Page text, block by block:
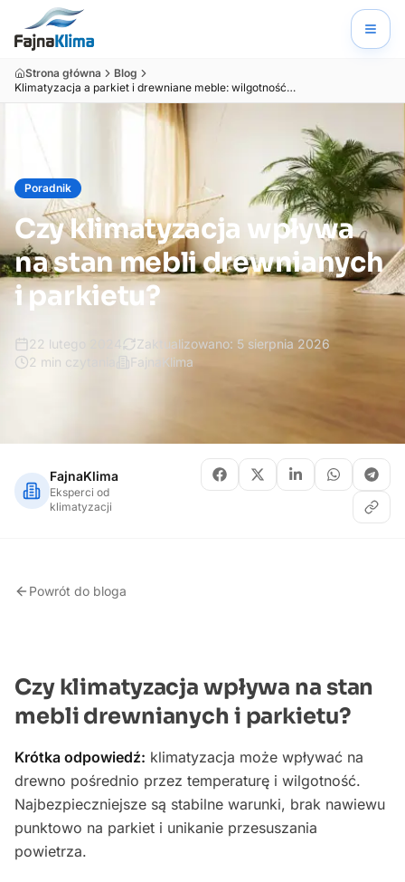
Strona główna
Blog
Klimatyzacja a parkiet i drewniane meble: wilgotność bez szkód
Poradnik
Czy klimatyzacja wpływa
na stan mebli drewnianych
i parkietu?
22 lutego 2024 Zaktualizowano: 5 sierpnia 2026
2 min czytania FajnaKlima
FajnaKlima
Eksperci od
klimatyzacji
Powrót do bloga
Czy klimatyzacja wpływa na stan
mebli drewnianych i parkietu?
Krótka odpowiedź: klimatyzacja może wpływać na
drewno pośrednio przez temperaturę i wilgotność.
Najbezpieczniejsze są stabilne warunki, brak nawiewu
punktowo na parkiet i unikanie przesuszania
powietrza.